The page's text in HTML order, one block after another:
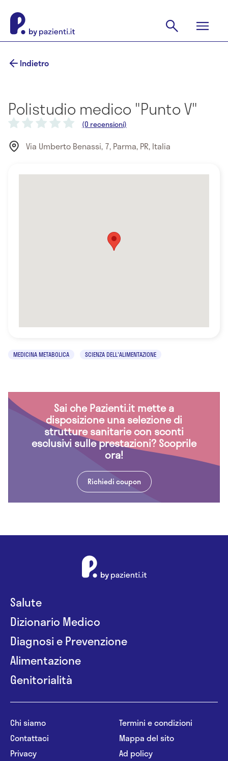
Indietro
Polistudio medico "Punto V"
(0 recensioni)
Via Umberto Benassi, 7, Parma, PR, Italia
MEDICINA METABOLICA SCIENZA DELL'ALIMENTAZIONE
Sai che Pazienti.it mette a
disposizione una selezione di
strutture sanitarie con sconti
esclusivi sulle prestazioni? Scoprile
ora!
Richiedi coupon
Salute
Dizionario Medico
Diagnosi e Prevenzione
Alimentazione
Genitorialità
Chi siamo
Contattaci
Privacy
Termini e condizioni
Mappa del sito
Ad policy